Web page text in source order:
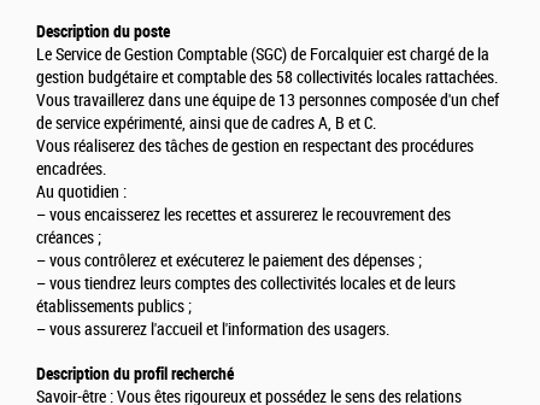
Description du poste
Le Service de Gestion Comptable (SGC) de Forcalquier est chargé de la
gestion budgétaire et comptable des 58 collectivités locales rattachées.
Vous travaillerez dans une équipe de 13 personnes composée d'un chef
de service expérimenté, ainsi que de cadres A, B et C.
Vous réaliserez des tâches de gestion en respectant des procédures
encadrées.
Au quotidien :
– vous encaisserez les recettes et assurerez le recouvrement des
créances ;
– vous contrôlerez et exécuterez le paiement des dépenses ;
– vous tiendrez leurs comptes des collectivités locales et de leurs
établissements publics ;
– vous assurerez l'accueil et l'information des usagers.
Description du profil recherché
Savoir-être : Vous êtes rigoureux et possédez le sens des relations